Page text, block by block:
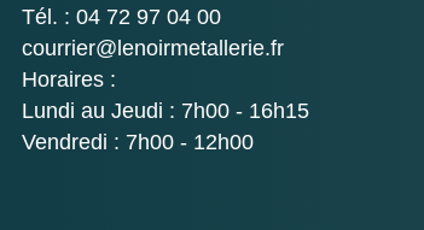
Tél. : 04 72 97 04 00
courrier@lenoirmetallerie.fr
Horaires :
Lundi au Jeudi : 7h00 - 16h15
Vendredi : 7h00 - 12h00